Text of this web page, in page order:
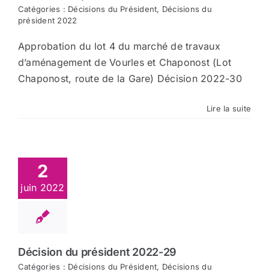
Catégories : Décisions du Président, Décisions du
président 2022
Approbation du lot 4 du marché de travaux
d’aménagement de Vourles et Chaponost (Lot
Chaponost, route de la Gare) Décision 2022-30
Lire la suite
2
juin 2022
Décision du président 2022-29
Catégories : Décisions du Président, Décisions du